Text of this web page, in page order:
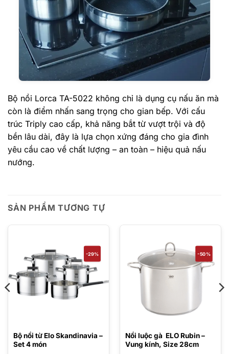
Bộ nồi Lorca TA-5022 không chỉ là dụng cụ nấu ăn mà
còn là điểm nhấn sang trọng cho gian bếp. Với cấu
trúc Triply cao cấp, khả năng bắt từ vượt trội và độ
bền lâu dài, đây là lựa chọn xứng đáng cho gia đình
yêu cầu cao về chất lượng – an toàn – hiệu quả nấu
nướng.
SẢN PHẨM TƯƠNG TỰ
-29%
Bộ nồi từ Elo Skandinavia –
Set 4 món
-50%
Nồi luộc gà ELO Rubin –
Vung kính, Size 28cm